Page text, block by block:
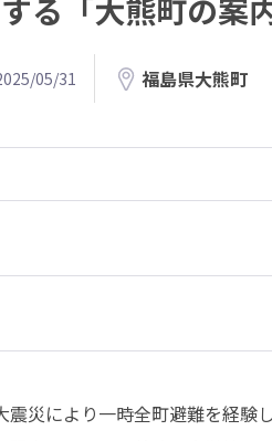
る「大熊町の案
05/31 福島県大熊町
災により一時全町避難を経